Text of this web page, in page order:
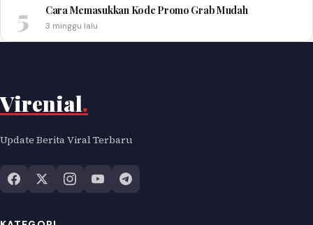
5 Cara Memasukkan Kode Promo Grab Mudah
3 minggu lalu
Virenial.
Update Berita Viral Terbaru